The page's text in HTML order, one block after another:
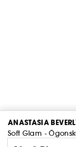
ANASTASIA
Soft Glam -